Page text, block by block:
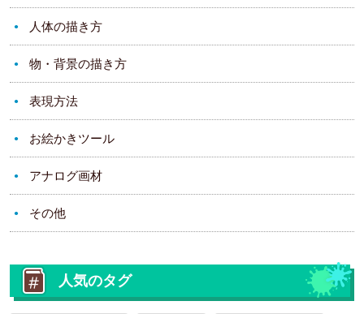
人体の描き方
物・背景の描き方
表現方法
お絵かきツール
アナログ画材
その他
人気のタグ